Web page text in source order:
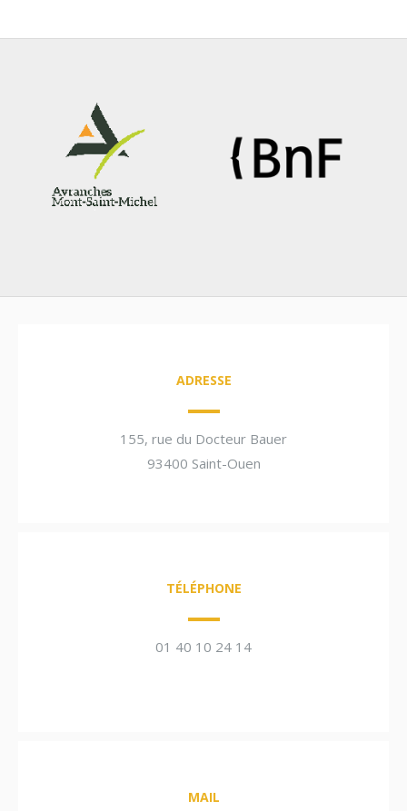
ADRESSE
155, rue du Docteur Bauer
93400 Saint-Ouen
TÉLÉPHONE
01 40 10 24 14
MAIL